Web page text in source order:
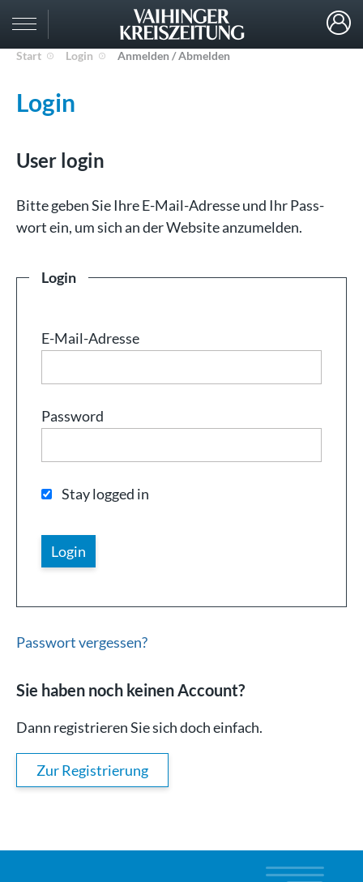
Start Login Anmelden / Abmelden
Login
User login
Bit­te ge­ben Sie Ih­re E-Mail-Adresse und Ihr Pass­
wort ein, um sich an der Web­site an­zu­mel­den.
Login
E-Mail-Adresse
Password
Stay logged in
Passwort vergessen?
Sie haben noch keinen Account?
Dann registrieren Sie sich doch einfach.
Zur Registrierung